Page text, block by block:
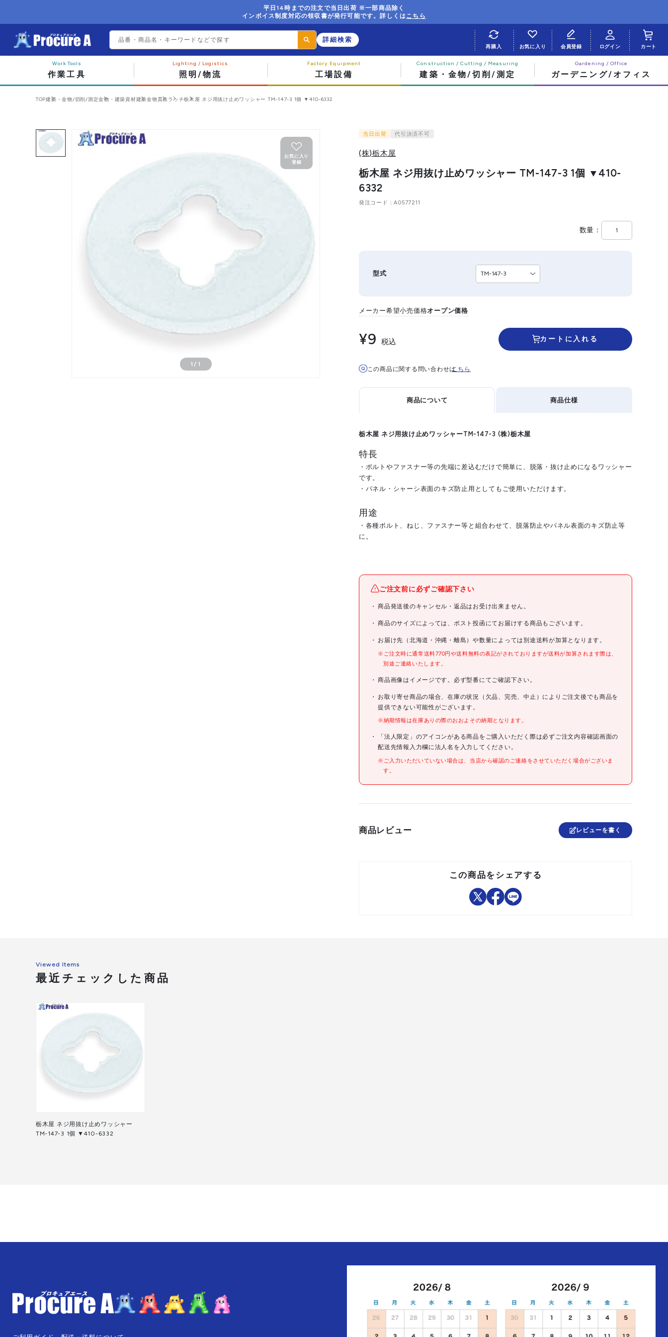
平日14時までの注文で当日出荷 ※一部商品除く
インボイス制度対応の領収書が発行可能です。詳しくはこちら
詳細検索
作業工具 照明/物流 工場設備 建築・金物/切削/測定 ガーデニング/オフィス
再購入 お気に入り 会員登録 ログイン カート
TOP建築・金物/切削/測定金物・建築資材建築金物貫抜 ラッチ栃木屋 ネジ用抜け止めワッシャー TM-147-3 1個 ▼410-6332
1 / 1
お気に入り
登録
当日出荷 代引決済不可
(株)栃木屋
栃木屋 ネジ用抜け止めワッシャー TM-147-3 1個 ▼410-
6332
発注コード A0577211
数量
型式
メーカー希望小売価格オープン価格
¥9 税込 カートに入れる
この商品に関する問い合わせはこちら
商品について
栃木屋 ネジ用抜け止めワッシャーTM-147-3 (株)栃木屋
特長
・ボルトやファスナー等の先端に差込むだけで簡単に、脱落・抜け止めになるワッシャー
です。
・パネル・シャーシ表面のキズ防止用としてもご使用いただけます。
用途
・各種ボルト、ねじ、ファスナー等と組合わせて、脱落防止やパネル表面のキズ防止等
に。
商品仕様
ブランド名 栃木屋
商品名 栃木屋 ネジ用抜け止めワッシャー
型式 TM-147-3
JANコード
仕様 ●色:白
●難燃性グレード:UL 94HB
材質/仕上 ●本体:PA
原産国
ご注文前に必ずご確認下さい
商品発送後のキャンセル・返品はお受け出来ません。
商品のサイズによっては、ポスト投函にてお届けする商品もございます。
お届け先（北海道・沖縄・離島）や数量によっては別途送料が加算となります。
※ご注文時に通常送料770円や送料無料の表記がされておりますが送料が加算されます際は、
別途ご連絡いたします。
商品画像はイメージです。必ず型番にてご確認下さい。
お取り寄せ商品の場合、在庫の状況（欠品、完売、中止）によりご注文後でも商品を
提供できない可能性がございます。
※納期情報は在庫ありの際のおおよその納期となります。
「法人限定」のアイコンがある商品をご購入いただく際は必ずご注文内容確認画面の
配送先情報入力欄に法人名を入力してください。
※ご入力いただいていない場合は、当店から確認のご連絡をさせていただく場合がございま
す。
商品レビュー レビューを書く
この商品をシェアする
Viewed Items
最近チェックした商品
栃木屋 ネジ用抜け止めワッシャー
TM-147-3 1個 ▼410-6332